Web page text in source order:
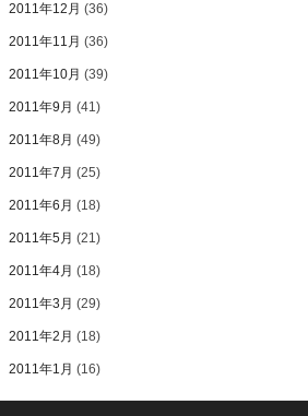
2011年12月 (36)
2011年11月 (36)
2011年10月 (39)
2011年9月 (41)
2011年8月 (49)
2011年7月 (25)
2011年6月 (18)
2011年5月 (21)
2011年4月 (18)
2011年3月 (29)
2011年2月 (18)
2011年1月 (16)